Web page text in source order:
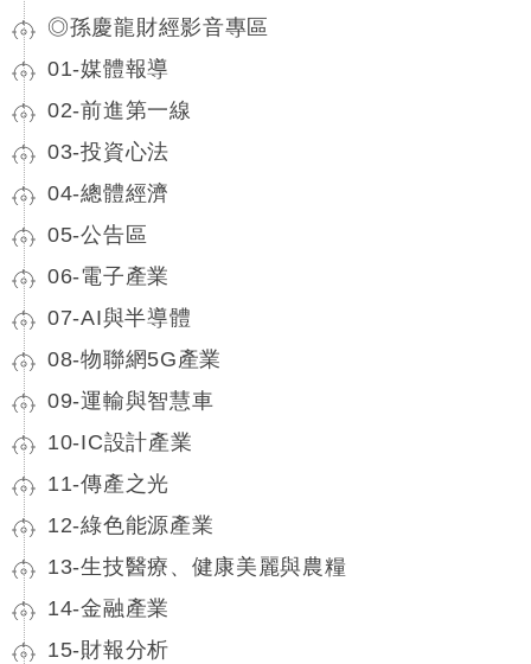
◎孫慶龍財經影音專區
01-媒體報導
02-前進第一線
03-投資心法
04-總體經濟
05-公告區
06-電子產業
07-AI與半導體
08-物聯網5G產業
09-運輸與智慧車
10-IC設計產業
11-傳產之光
12-綠色能源產業
13-生技醫療、健康美麗與農糧
14-金融產業
15-財報分析